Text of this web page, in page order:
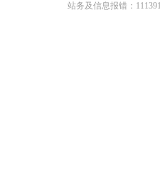
站务及信息报错：